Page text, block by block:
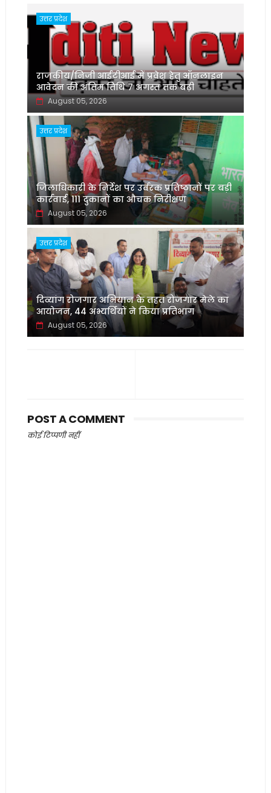
उत्तर प्रदेश
राजकीय/निजी आईटीआई में प्रवेश हेतु ऑनलाइन
आवेदन की अंतिम तिथि 7 अगस्त तक बढ़ी
August 05, 2026
उत्तर प्रदेश
जिलाधिकारी के निर्देश पर उर्वरक प्रतिष्ठानों पर बड़ी
कार्रवाई, 111 दुकानों का औचक निरीक्षण
August 05, 2026
उत्तर प्रदेश
दिव्यांग रोजगार अभियान के तहत रोजगार मेले का
आयोजन, 44 अभ्यर्थियों ने किया प्रतिभाग
August 05, 2026
POST A COMMENT
कोई टिप्पणी नहीं